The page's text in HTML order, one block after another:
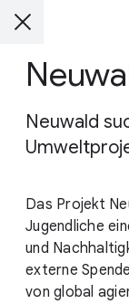
Neuwald
Das Projekt
Jugendliche
und
externe
von global